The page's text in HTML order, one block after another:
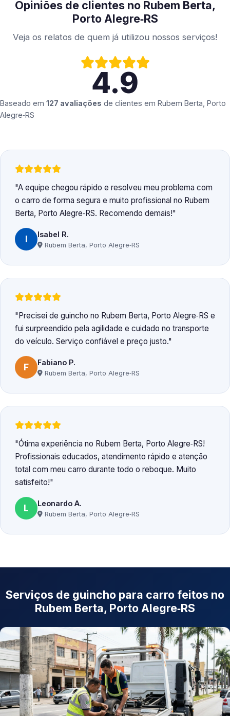
Opiniões de clientes no Rubem Berta,
Porto Alegre‑RS
Veja os relatos de quem já utilizou nossos serviços!
4.9
Baseado em 127 avaliações de clientes em Rubem Berta, Porto
Alegre‑RS
A equipe chegou rápido e resolveu meu problema com
o carro de forma segura e muito profissional no Rubem
Berta, Porto Alegre‑RS. Recomendo demais!
I Isabel R.
Rubem Berta, Porto Alegre‑RS
Precisei de guincho no Rubem Berta, Porto Alegre‑RS e
fui surpreendido pela agilidade e cuidado no transporte
do veículo. Serviço confiável e preço justo.
F Fabiano P.
Rubem Berta, Porto Alegre‑RS
Ótima experiência no Rubem Berta, Porto Alegre‑RS!
Profissionais educados, atendimento rápido e atenção
total com meu carro durante todo o reboque. Muito
satisfeito!
L Leonardo A.
Rubem Berta, Porto Alegre‑RS
Serviços de guincho para carro feitos no
Rubem Berta, Porto Alegre‑RS